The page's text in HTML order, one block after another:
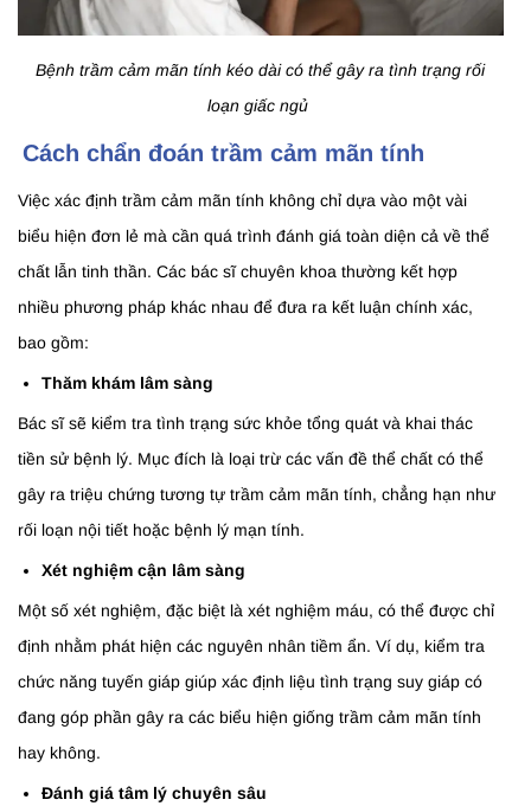
Bệnh trầm cảm mãn tính kéo dài có thể gây ra tình trạng rối
loạn giấc ngủ
Cách chẩn đoán trầm cảm mãn tính
Việc xác định trầm cảm mãn tính không chỉ dựa vào một vài
biểu hiện đơn lẻ mà cần quá trình đánh giá toàn diện cả về thể
chất lẫn tinh thần. Các bác sĩ chuyên khoa thường kết hợp
nhiều phương pháp khác nhau để đưa ra kết luận chính xác,
bao gồm:
Thăm khám lâm sàng
Bác sĩ sẽ kiểm tra tình trạng sức khỏe tổng quát và khai thác
tiền sử bệnh lý. Mục đích là loại trừ các vấn đề thể chất có thể
gây ra triệu chứng tương tự trầm cảm mãn tính, chẳng hạn như
rối loạn nội tiết hoặc bệnh lý mạn tính.
Xét nghiệm cận lâm sàng
Một số xét nghiệm, đặc biệt là xét nghiệm máu, có thể được chỉ
định nhằm phát hiện các nguyên nhân tiềm ẩn. Ví dụ, kiểm tra
chức năng tuyến giáp giúp xác định liệu tình trạng suy giáp có
đang góp phần gây ra các biểu hiện giống trầm cảm mãn tính
hay không.
Đánh giá tâm lý chuyên sâu